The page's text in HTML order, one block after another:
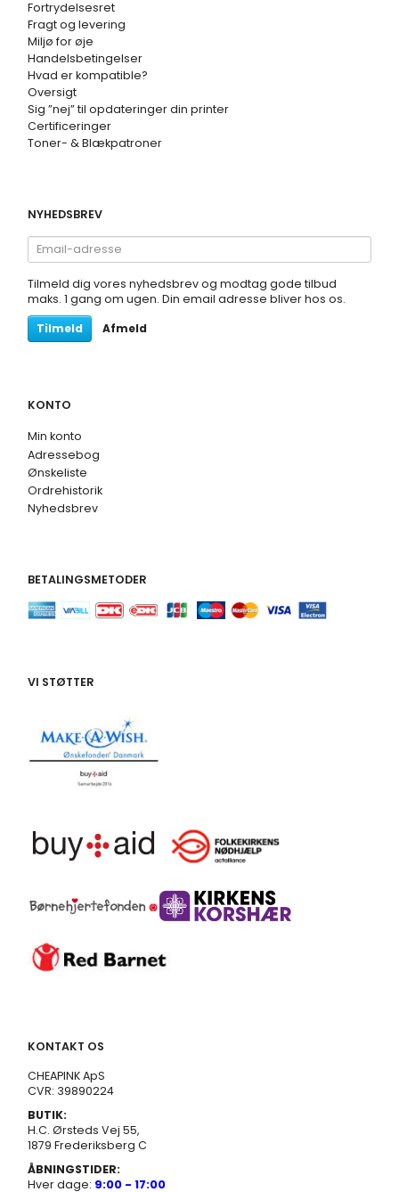
Fortrydelsesret
Fragt og levering
Miljø for øje
Handelsbetingelser
Hvad er kompatible?
Oversigt
Sig ”nej” til opdateringer din printer
Certificeringer
Toner- & Blækpatroner
NYHEDSBREV
Email-
adresse
Tilmeld dig vores nyhedsbrev og modtag gode tilbud
maks. 1 gang om ugen. Din email adresse bliver hos os.
Tilmeld
Afmeld
KONTO
Min konto
Adressebog
Ønskeliste
Ordrehistorik
Nyhedsbrev
BETALINGSMETODER
VI STØTTER
KONTAKT OS
CHEAPINK ApS
CVR: 39890224
BUTIK:
H.C. Ørsteds Vej 55,
1879 Frederiksberg C
ÅBNINGSTIDER:
Hver dage: 9:00 - 17:00